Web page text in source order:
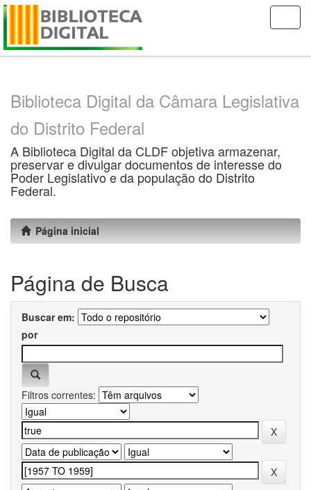
Skip
Biblioteca Digital da Câmara Legislativa
do Distrito Federal
A Biblioteca Digital da CLDF objetiva armazenar,
preservar e divulgar documentos de interesse do
Poder Legislativo e da população do Distrito
Federal.
Página inicial
Página de Busca
Buscar em:
por
Filtros correntes: